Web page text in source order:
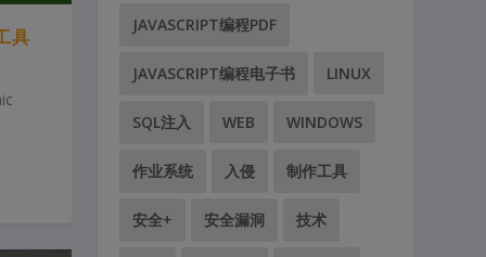
具
JAVASCRIPT编程PDF
JAVASCRIPT编程电子书 LINUX
SQL注入 WEB WINDOWS
作业系统 入侵 制作工具
安全+ 安全漏洞 技术